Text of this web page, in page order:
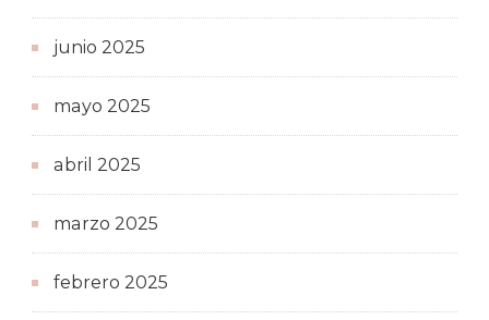
junio 2025
mayo 2025
abril 2025
marzo 2025
febrero 2025